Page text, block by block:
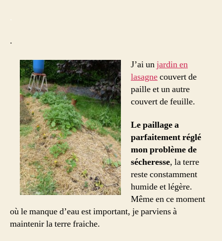
.
.
J’ai unjardin en
lasagnecouvert de
paille et un autre
couvert de feuille.
Le paillage a
parfaitement réglé
mon problème de
sécheresse, la terre
reste constamment
humide et légère.
Même en ce moment
où le manque d’eau est important, je parviens à
maintenir la terre fraiche.